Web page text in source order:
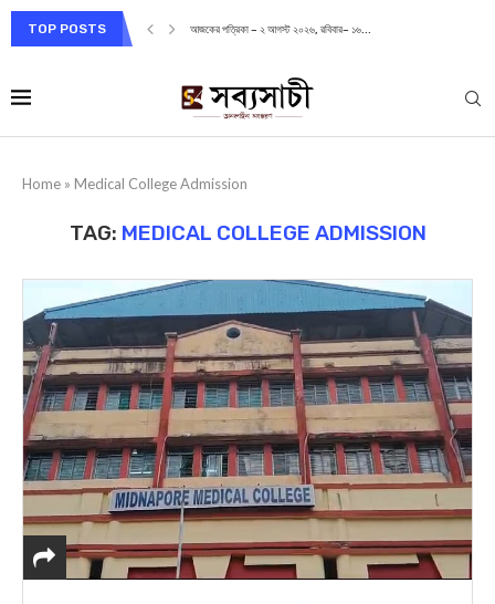
TOP POSTS আজকের পত্রিকা – ২ আগস্ট ২০২৬, রবিবার– ১৬...
Home » Medical College Admission
TAG: MEDICAL COLLEGE ADMISSION